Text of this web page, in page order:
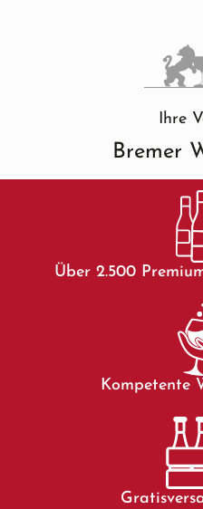
Ihre
Bremer
Über 2.500
Kompetente